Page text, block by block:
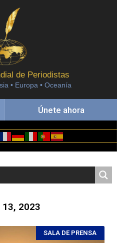
de Periodistas
• Europa • Oceanía
Únete ahora
13, 2023
SALA DE PRENSA